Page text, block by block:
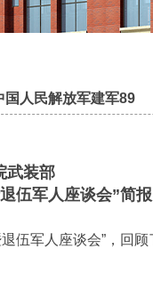
国人民解放军建军89
武装部
伍军人座谈会”简报
军人座谈会”，回